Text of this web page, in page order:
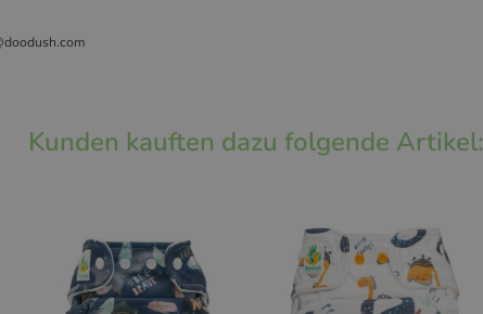
Kunden kauften dazu folgende Artikel: